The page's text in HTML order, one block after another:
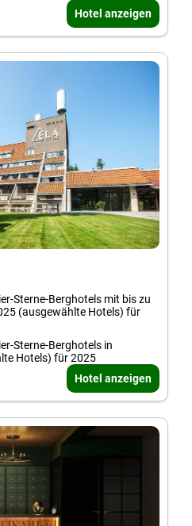
Hotel anzeigen
Sterne-Berghotels mit bis zu
(ausgewählte Hotels) für
Sterne-Berghotels in
Hotels) für 2025
Hotel anzeigen